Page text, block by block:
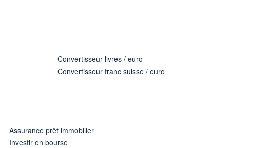
Convertisseur livres / euro
Convertisseur franc suisse / euro
Assurance prêt immobilier
Investir en bourse